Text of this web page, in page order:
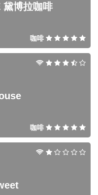
黛博拉咖啡
咖啡
咖啡